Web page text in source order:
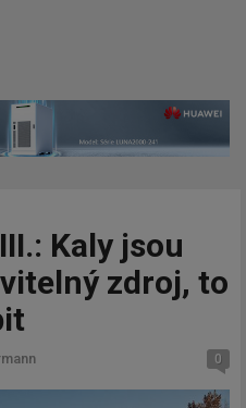
Kaly jsou
zdroj, to
0